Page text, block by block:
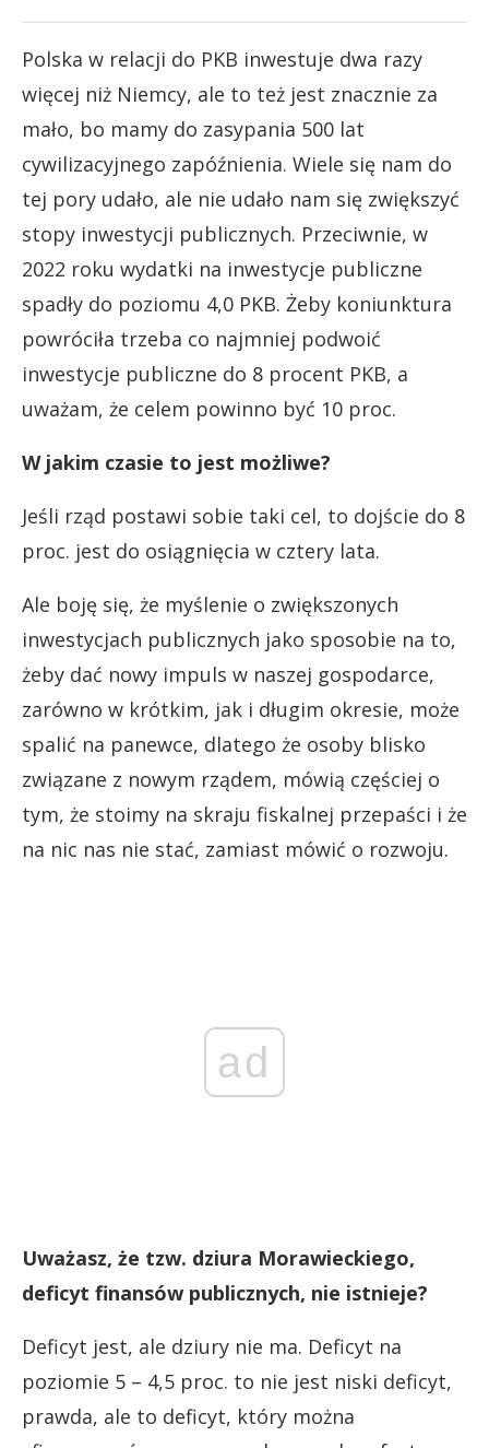
Polska w relacji do PKB inwestuje dwa razy
więcej niż Niemcy, ale to też jest znacznie za
mało, bo mamy do zasypania 500 lat
cywilizacyjnego zapóźnienia. Wiele się nam do
tej pory udało, ale nie udało nam się zwiększyć
stopy inwestycji publicznych. Przeciwnie, w
2022 roku wydatki na inwestycje publiczne
spadły do poziomu 4,0 PKB. Żeby koniunktura
powróciła trzeba co najmniej podwoić
inwestycje publiczne do 8 procent PKB, a
uważam, że celem powinno być 10 proc.
W jakim czasie to jest możliwe?
Jeśli rząd postawi sobie taki cel, to dojście do 8
proc. jest do osiągnięcia w cztery lata.
Ale boję się, że myślenie o zwiększonych
inwestycjach publicznych jako sposobie na to,
żeby dać nowy impuls w naszej gospodarce,
zarówno w krótkim, jak i długim okresie, może
spalić na panewce, dlatego że osoby blisko
związane z nowym rządem, mówią częściej o
tym, że stoimy na skraju fiskalnej przepaści i że
na nic nas nie stać, zamiast mówić o rozwoju.
ad
Uważasz, że tzw. dziura Morawieckiego,
deficyt finansów publicznych, nie istnieje?
Deficyt jest, ale dziury nie ma. Deficyt na
poziomie 5 – 4,5 proc. to nie jest niski deficyt,
prawda, ale to deficyt, który można